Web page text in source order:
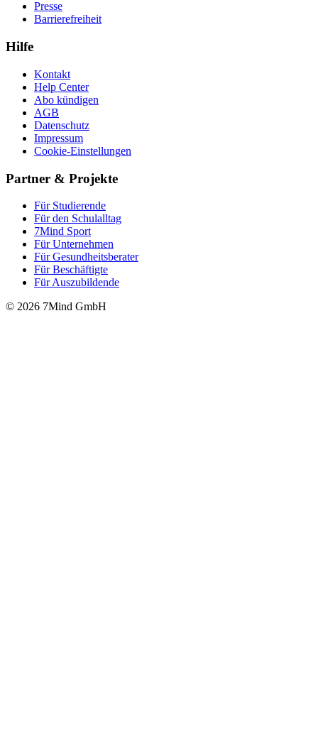
Presse
Barrierefreiheit
Hilfe
Kontakt
Help Center
Abo kündigen
AGB
Datenschutz
Impressum
Cookie-Einstellungen
Partner & Projekte
Für Stu­die­rende
Für den Schulalltag
7Mind Sport
Für Unter­neh­men
Für Gesund­heits­be­ra­ter
Für Beschäftigte
Für Auszubildende
© 2026 7Mind GmbH